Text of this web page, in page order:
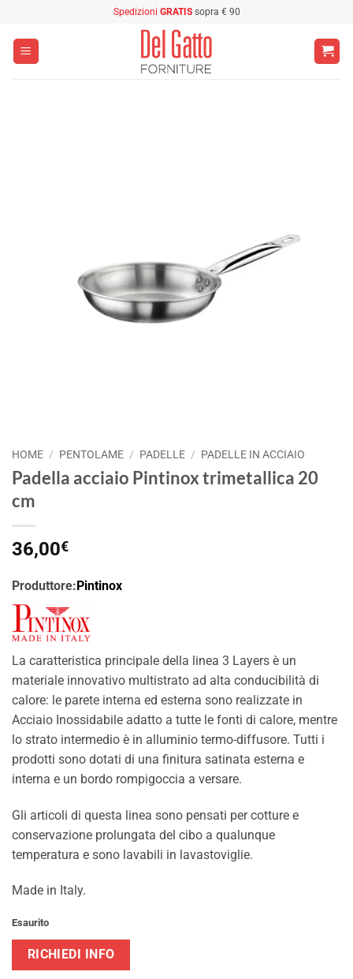
contenuti
Spedizioni GRATISsopra € 90
HOME / PENTOLAME / PADELLE / PADELLE IN ACCIAIO
Padella acciaio Pintinox trimetallica 20
cm
36,00€
Produttore:Pintinox
La caratteristica principale della linea 3 Layers è un
materiale innovativo multistrato ad alta conducibilità di
calore: le parete interna ed esterna sono realizzate in
Acciaio Inossidabile adatto a tutte le fonti di calore, mentre
lo strato intermedio è in alluminio termo-diffusore. Tutti i
prodotti sono dotati di una finitura satinata esterna e
interna e un bordo rompigoccia a versare.
Gli articoli di questa linea sono pensati per cotture e
conservazione prolungata del cibo a qualunque
temperatura e sono lavabili in lavastoviglie.
Made in Italy.
Esaurito
RICHIEDI INFO